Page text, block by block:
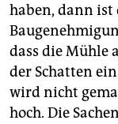
haben, dann ist
dass die Mühle
der Schatten
wird nicht
hoch. Die